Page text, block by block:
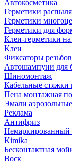
Автокосметика
Герметики
Герметики
Герметики для
Клеи-герметики
Клеи
Фиксаторы
Автошампуни для
Шиномонтаж
Кабельные стяжки
Пена монтажная
Эмали аэрозольные
Реклама
Антифриз
Немаркированный
Kimika
Бесконтактная
Воск